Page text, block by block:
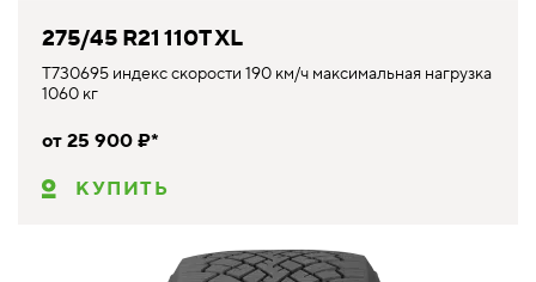
275/45 R21 110T XL
T730695 индекс скорости 190 км/ч максимальная нагрузка
1060 кг
от 25 900 ₽*
КУПИТЬ